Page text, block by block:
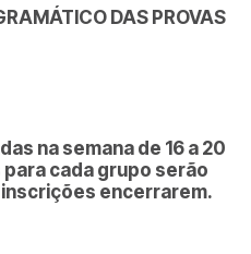
DAS PROVAS
na semana de 16 a 20
cada grupo serão
encerrarem.